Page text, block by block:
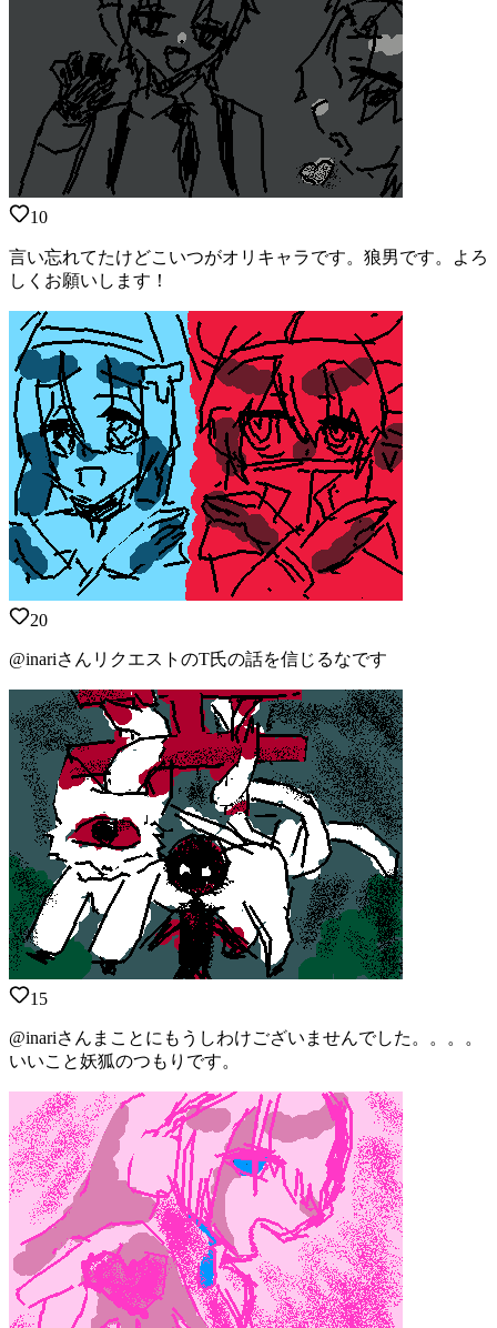
10
言い忘れてたけどこいつがオリキャラです。狼男です。よろ
しくお願いします！
20
@inariさんリクエストのT氏の話を信じるなです
15
@inariさんまことにもうしわけございませんでした。。。。
いいこと妖狐のつもりです。